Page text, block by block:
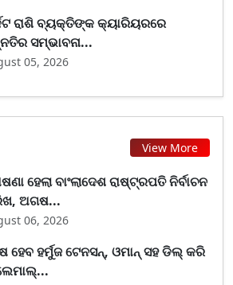
ରାଶି ବ୍ୟକ୍ତିଙ୍କ କ୍ୟାରିୟରରେ
ସମ୍ଭାବନା...
05, 2026
View More
ହେଲା ବାଂଲାଦେଶ ରାଷ୍ଟ୍ରପତି ନିର୍ବାଚନ
ଅଗଷ...
06, 2026
ହେବ ହର୍ମୁଜ ଟେନସନ୍, ଓମାନ୍ ସହ ଡିଲ୍ କରି